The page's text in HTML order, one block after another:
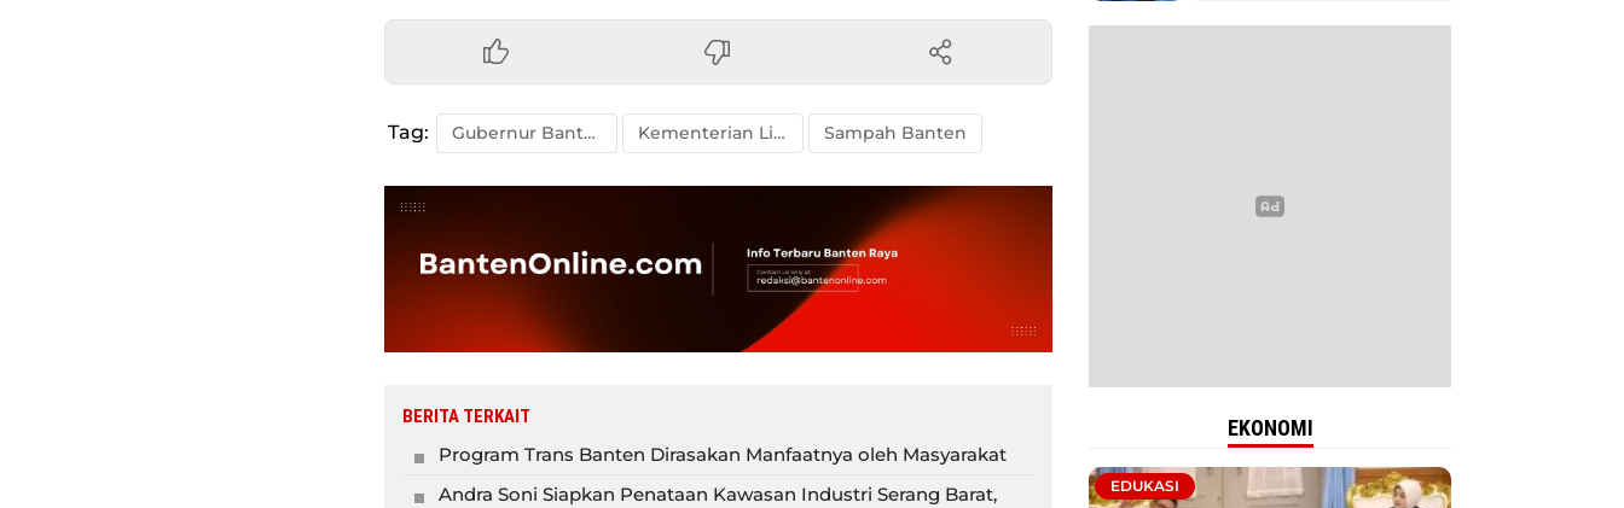
Tag: Gubernur Banten Kementerian Lingkungan Hidup Sampah Banten
BERITA TERKAIT
Program Trans Banten Dirasakan Manfaatnya oleh Masyarakat
Andra Soni Siapkan Penataan Kawasan Industri Serang Barat,
EKONOMI
EDUKASI